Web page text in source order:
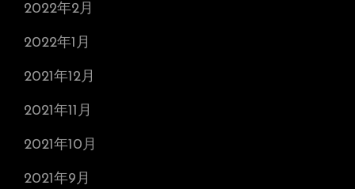
2022年2月
2022年1月
2021年12月
2021年11月
2021年10月
2021年9月